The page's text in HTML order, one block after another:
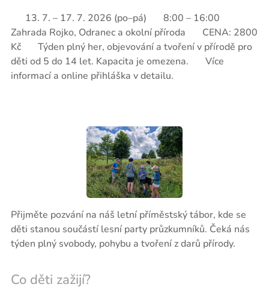
📅 13. 7. – 17. 7. 2026 (po–pá) ⏰ 8:00 – 16:00 📍
Zahrada Rojko, Odranec a okolní příroda 💰 CENA: 2800
Kč 📝 Týden plný her, objevování a tvoření v přírodě pro
děti od 5 do 14 let. Kapacita je omezena. 👉 Více
informací a online přihláška v detailu.
Přijměte pozvání na náš letní příměstský tábor, kde se
děti stanou součástí lesní party průzkumníků. Čeká nás
týden plný svobody, pohybu a tvoření z darů přírody.
Co děti zažijí?